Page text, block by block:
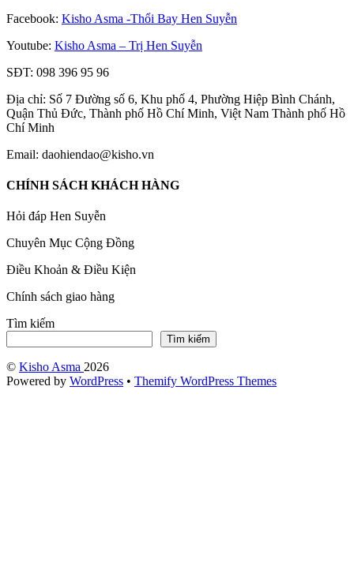
Facebook: Kisho Asma -Thổi Bay Hen Suyễn
Youtube: Kisho Asma – Trị Hen Suyễn
SĐT: 098 396 95 96
Địa chỉ: Số 7 Đường số 6, Khu phố 4, Phường Hiệp Bình Chánh,
Quận Thủ Đức, Thành phố Hồ Chí Minh, Việt Nam Thành phố Hồ
Chí Minh
Email: daohiendao@kisho.vn
CHÍNH SÁCH KHÁCH HÀNG
Hỏi đáp Hen Suyễn
Chuyên Mục Cộng Đồng
Điều Khoản & Điều Kiện
Chính sách giao hàng
Tìm kiếm
Tìm kiếm
© Kisho Asma 2026
Powered by WordPress • Themify WordPress Themes